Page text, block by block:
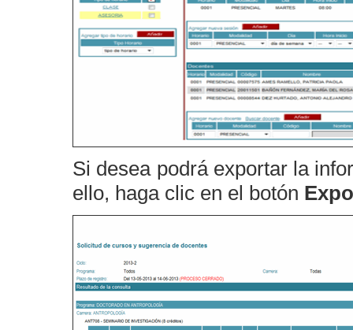
Si desea podrá exportar la
ello, haga clic en el botón